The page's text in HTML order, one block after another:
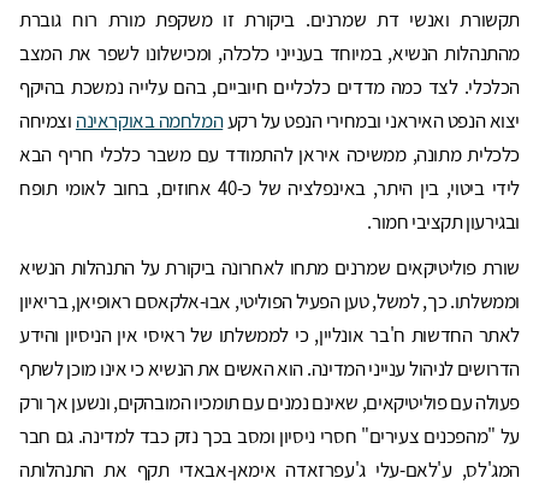
תקשורת ואנשי דת שמרנים. ביקורת זו משקפת מורת רוח גוברת
מהתנהלות הנשיא, במיוחד בענייני כלכלה, ומכישלונו לשפר את המצב
הכלכלי. לצד כמה מדדים כלכליים חיוביים, בהם עלייה נמשכת בהיקף
יצוא הנפט האיראני ובמחירי הנפט על רקעהמלחמה באוקראינה וצמיחה
כלכלית מתונה, ממשיכה איראן להתמודד עם משבר כלכלי חריף הבא
לידי ביטוי, בין היתר, באינפלציה של כ-40 אחוזים, בחוב לאומי תופח
ובגירעון תקציבי חמור.
שורת פוליטיקאים שמרנים מתחו לאחרונה ביקורת על התנהלות הנשיא
וממשלתו. כך, למשל, טען הפעיל הפוליטי, אבו-אלקאסם ראופיאן, בריאיון
לאתר החדשות ח'בר אונליין, כי לממשלתו של ראיסי אין הניסיון והידע
הדרושים לניהול ענייני המדינה. הוא האשים את הנשיא כי אינו מוכן לשתף
פעולה עם פוליטיקאים, שאינם נמנים עם תומכיו המובהקים, ונשען אך ורק
על "מהפכנים צעירים" חסרי ניסיון ומסב בכך נזק כבד למדינה. גם חבר
המג'לס, ע'לאם-עלי ג'עפרזאדה אימאן-אבאדי תקף את התנהלותה